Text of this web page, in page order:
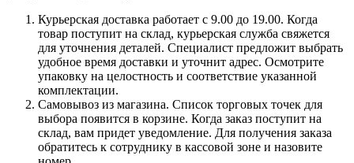
Курьерская доставка работает с 9.00 до 19.00. Когда
товар поступит на склад, курьерская служба свяжется
для уточнения деталей. Специалист предложит выбрать
удобное время доставки и уточнит адрес. Осмотрите
упаковку на целостность и соответствие указанной
комплектации.
Самовывоз из магазина. Список торговых точек для
выбора появится в корзине. Когда заказ поступит на
склад, вам придет уведомление. Для получения заказа
обратитесь к сотруднику в кассовой зоне и назовите